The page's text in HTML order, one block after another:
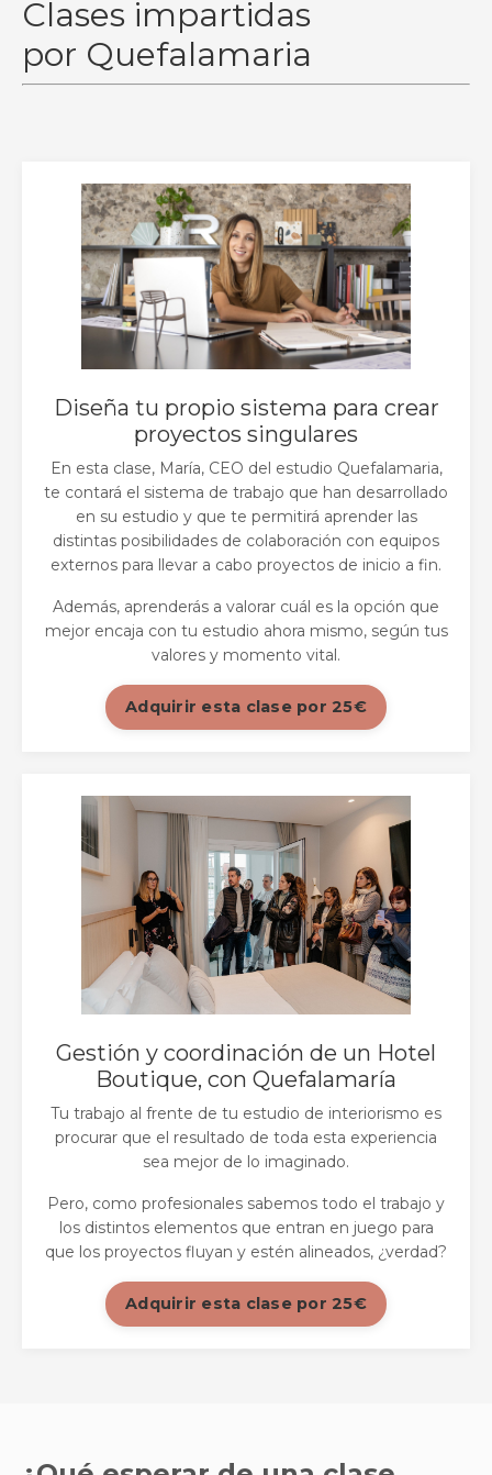
Clases impartidas
por Quefalamaria
Diseña tu propio sistema para crear
proyectos singulares
En esta clase, María, CEO del estudio Quefalamaria,
te contará el sistema de trabajo que han desarrollado
en su estudio y que te permitirá aprender las
distintas posibilidades de colaboración con equipos
externos para llevar a cabo proyectos de inicio a fin.
Además, aprenderás a valorar cuál es la opción que
mejor encaja con tu estudio ahora mismo, según tus
valores y momento vital.
Adquirir esta clase por 25€
Gestión y coordinación de un Hotel
Boutique, con Quefalamaría
Tu trabajo al frente de tu estudio de interiorismo es
procurar que el resultado de toda esta experiencia
sea mejor de lo imaginado.
Pero, como profesionales sabemos todo el trabajo y
los distintos elementos que entran en juego para
que los proyectos fluyan y estén alineados, ¿verdad?
Adquirir esta clase por 25€